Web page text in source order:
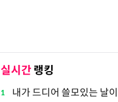
실시간 랭킹
1 내가 드디어 쓸모있는 날